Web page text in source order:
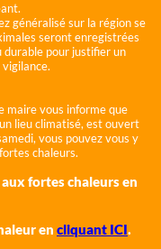
généralisé sur la région se
seront enregistrées
durable pour justifier un
maire vous informe que
lieu climatisé, est ouvert
vous pouvez vous y
chaleurs.
fortes chaleurs en
en cliquant ICI.